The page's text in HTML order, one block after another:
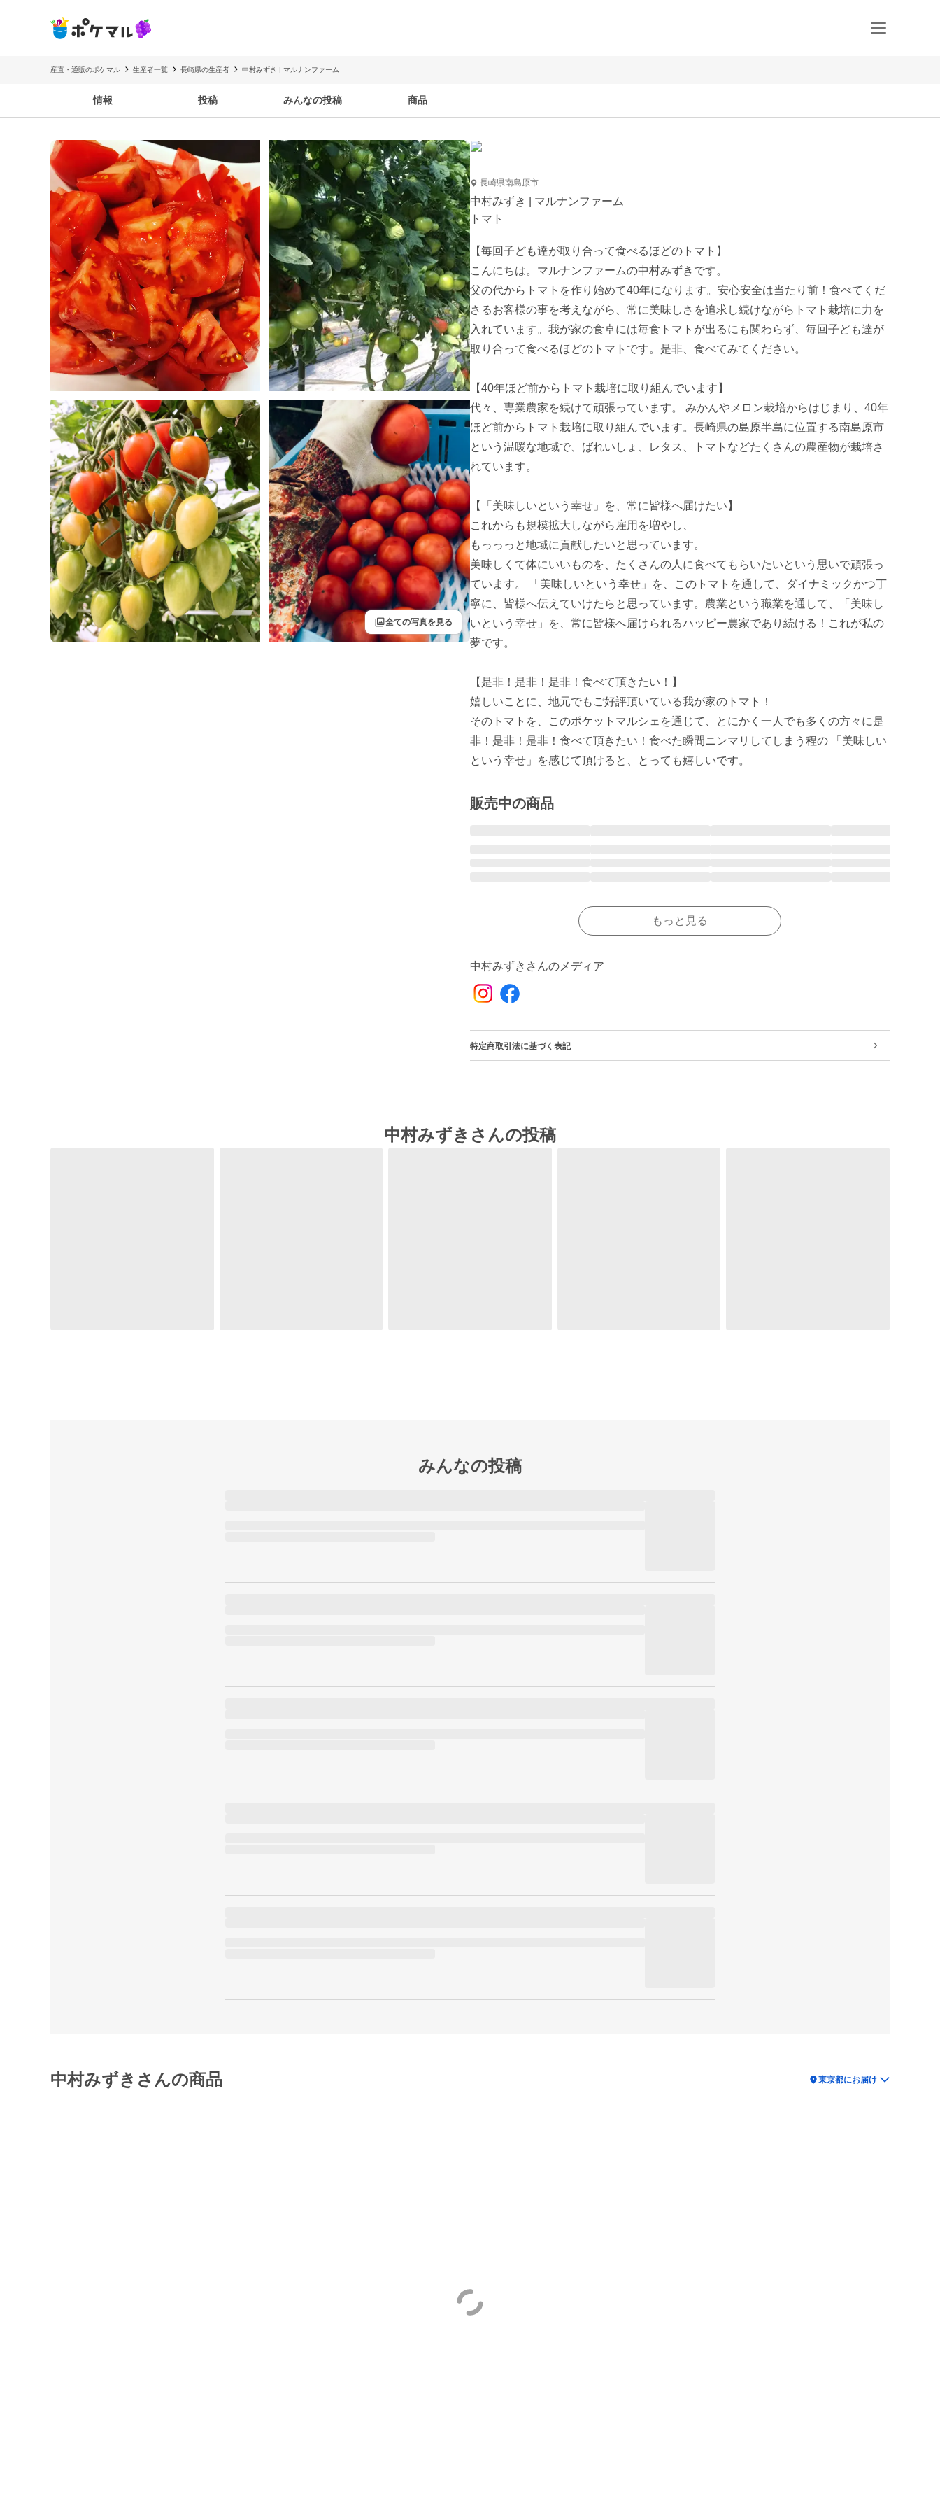
産直・通販のポケマル 生産者一覧 長崎県の生産者 中村みずき | マルナンファーム
情報 投稿 みんなの投稿 商品
filter全ての写真を見る
長崎県南島原市
中村みずき | マルナンファーム
トマト
【毎回子ども達が取り合って食べるほどのトマト】
こんにちは。マルナンファームの中村みずきです。
父の代からトマトを作り始めて40年になります。安心安全は当たり前！食べてくだ
さるお客様の事を考えながら、常に美味しさを追求し続けながらトマト栽培に力を
入れています。我が家の食卓には毎食トマトが出るにも関わらず、毎回子ども達が
取り合って食べるほどのトマトです。是非、食べてみてください。
【40年ほど前からトマト栽培に取り組んでいます】
代々、専業農家を続けて頑張っています。 みかんやメロン栽培からはじまり、40年
ほど前からトマト栽培に取り組んでいます。長崎県の島原半島に位置する南島原市
という温暖な地域で、ばれいしょ、レタス、トマトなどたくさんの農産物が栽培さ
れています。
【「美味しいという幸せ」を、常に皆様へ届けたい】
これからも規模拡大しながら雇用を増やし、
もっっっと地域に貢献したいと思っています。
美味しくて体にいいものを、たくさんの人に食べてもらいたいという思いで頑張っ
ています。 「美味しいという幸せ」を、このトマトを通して、ダイナミックかつ丁
寧に、皆様へ伝えていけたらと思っています。農業という職業を通して、「美味し
いという幸せ」を、常に皆様へ届けられるハッピー農家であり続ける！これが私の
夢です。
【是非！是非！是非！食べて頂きたい！】
嬉しいことに、地元でもご好評頂いている我が家のトマト！
そのトマトを、このポケットマルシェを通じて、とにかく一人でも多くの方々に是
非！是非！是非！食べて頂きたい！食べた瞬間ニンマリしてしまう程の 「美味しい
という幸せ」を感じて頂けると、とっても嬉しいです。
販売中の商品
もっと見る
中村みずきさんのメディア
特定商取引法に基づく表記
中村みずきさんの投稿
みんなの投稿
中村みずきさんの商品 location_on東京都にお届け